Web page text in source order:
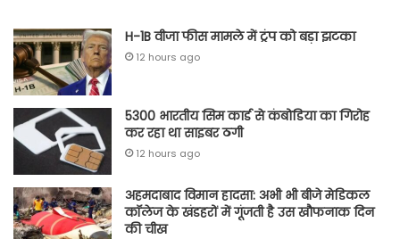
H-1B वीजा फीस मामले में ट्रंप को बड़ा झटका
12 hours ago
5300 भारतीय सिम कार्ड से कंबोडिया का गिरोह
कर रहा था साइबर ठगी
12 hours ago
अहमदाबाद विमान हादसा: अभी भी बीजे मेडिकल
कॉलेज के खंडहरों में गूंजती है उस खौफनाक दिन
की चीख